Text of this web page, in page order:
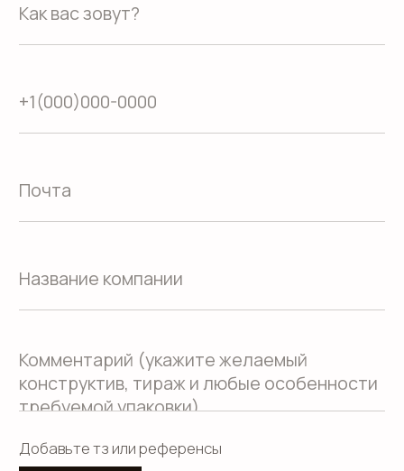
Сайт создали Панки
Услуги
Направления
Блог
Каталог
Доставка
Реквизиты
Программа лояльности
Использование файлов куки
Положение о защите